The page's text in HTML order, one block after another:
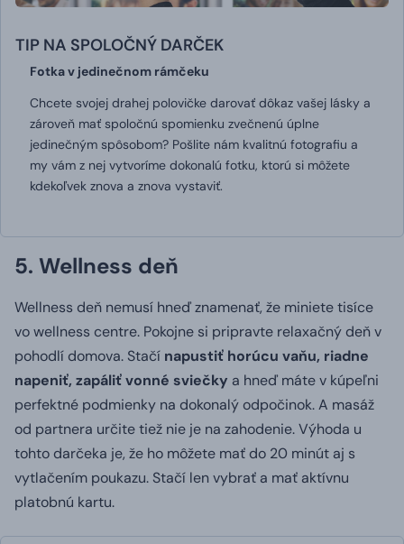
TIP NA SPOLOČNÝ DARČEK
Fotka v jedinečnom rámčeku
Chcete svojej drahej polovičke darovať dôkaz vašej lásky a
zároveň mať spoločnú spomienku zvečnenú úplne
jedinečným spôsobom? Pošlite nám kvalitnú fotografiu a
my vám z nej vytvoríme dokonalú fotku, ktorú si môžete
kdekoľvek znova a znova vystaviť.
5. Wellness deň
Wellness deň nemusí hneď znamenať, že miniete tisíce
vo wellness centre. Pokojne si pripravte relaxačný deň v
pohodlí domova. Stačí napustiť horúcu vaňu, riadne
napeniť, zapáliť vonné sviečky a hneď máte v kúpeľni
perfektné podmienky na dokonalý odpočinok.A masáž
od partnera určite tiež nie je na zahodenie.Výhoda u
tohto darčeka je, že ho môžete mať do 20 minút aj s
vytlačením poukazu. Stačí len vybrať a mať aktívnu
platobnú kartu.